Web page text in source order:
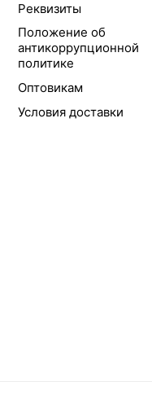
Реквизиты
Положение об
антикоррупционной
политике
Оптовикам
Условия доставки